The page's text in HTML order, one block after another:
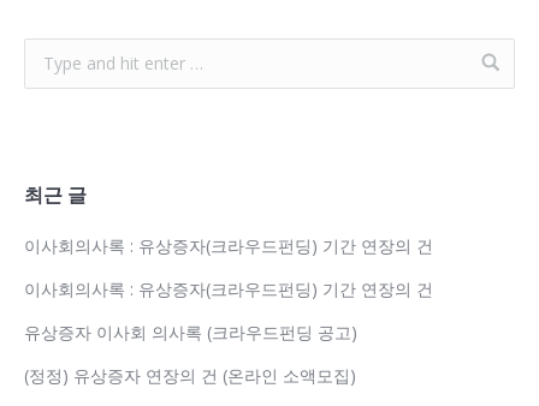
최근 글
이사회의사록 : 유상증자(크라우드펀딩) 기간 연장의 건
이사회의사록 : 유상증자(크라우드펀딩) 기간 연장의 건
유상증자 이사회 의사록 (크라우드펀딩 공고)
(정정) 유상증자 연장의 건 (온라인 소액모집)